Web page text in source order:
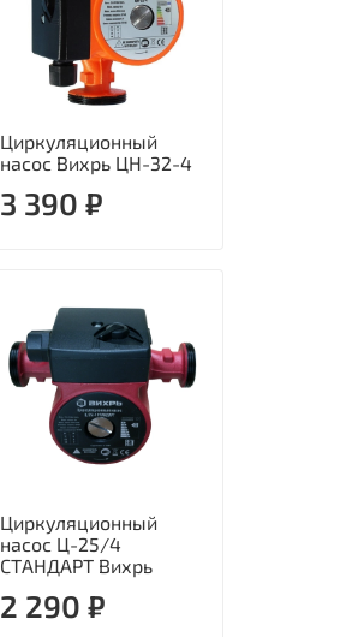
Циркуляционный
насос Вихрь ЦН-32-4
3 390 ₽
Циркуляционный
насос Ц-25/4
СТАНДАРТ Вихрь
2 290 ₽